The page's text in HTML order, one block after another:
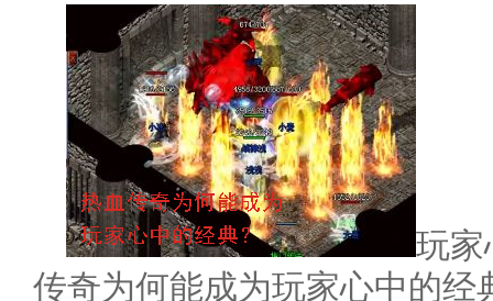
玩家
传奇为何能成为玩家心中的经